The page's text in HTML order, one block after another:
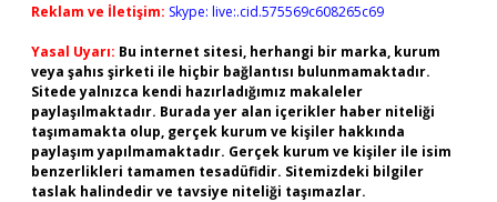
Reklam ve İletişim: Skype: live:.cid.575569c608265c69
Yasal Uyarı: Bu internet sitesi, herhangi bir marka, kurum
veya şahıs şirketi ile hiçbir bağlantısı bulunmamaktadır.
Sitede yalnızca kendi hazırladığımız makaleler
paylaşılmaktadır. Burada yer alan içerikler haber niteliği
taşımamakta olup, gerçek kurum ve kişiler hakkında
paylaşım yapılmamaktadır. Gerçek kurum ve kişiler ile isim
benzerlikleri tamamen tesadüfidir. Sitemizdeki bilgiler
taslak halindedir ve tavsiye niteliği taşımazlar.